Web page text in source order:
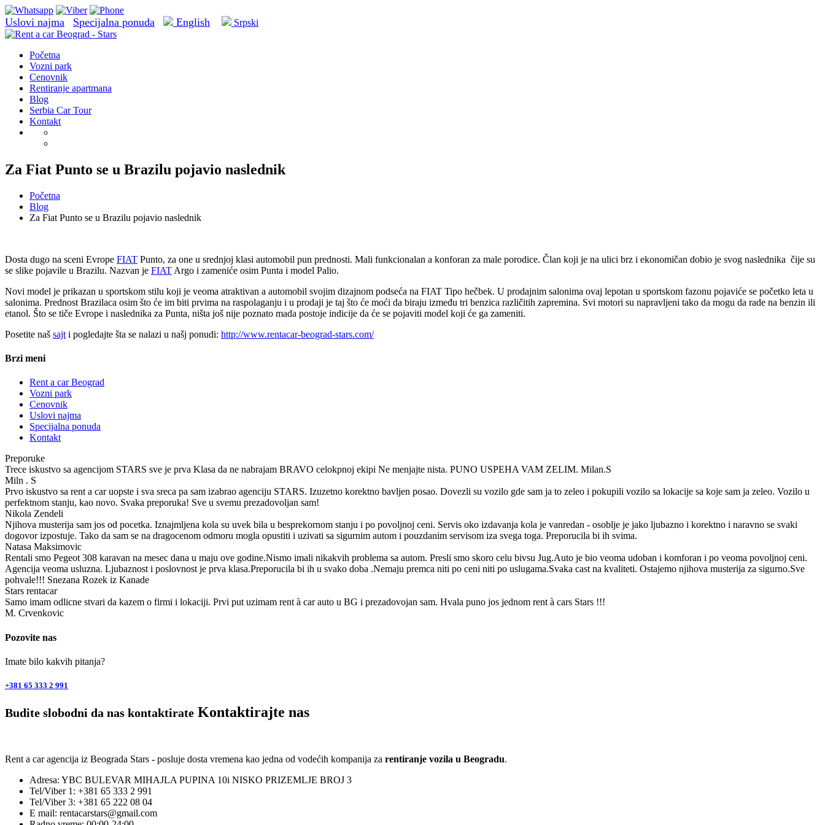
Uslovi najma Specijalna ponuda English Srpski
Početna
Vozni park
Cenovnik
Rentiranje apartmana
Blog
Serbia Car Tour
Kontakt
Za Fiat Punto se u Brazilu pojavio naslednik
Početna
Blog
Za Fiat Punto se u Brazilu pojavio naslednik
Dosta dugo na sceni Evrope FIAT Punto, za one u srednjoj klasi automobil pun prednosti. Mali funkcionalan a konforan za male porodice. Član koji je na ulici brz i ekonomičan dobio je svog naslednika čije su
se slike pojavile u Brazilu. Nazvan je FIAT Argo i zameniće osim Punta i model Palio.
Novi model je prikazan u sportskom stilu koji je veoma atraktivan a automobil svojim dizajnom podseća na FIAT Tipo hečbek. U prodajnim salonima ovaj lepotan u sportskom fazonu pojaviće se početko leta u
salonima. Prednost Brazilaca osim što će im biti prvima na raspolaganju i u prodaji je taj što će moći da biraju između tri benzica različitih zapremina. Svi motori su napravljeni tako da mogu da rade na benzin ili
etanol. Što se tiče Evrope i naslednika za Punta, ništa još nije poznato mada postoje indicije da će se pojaviti model koji će ga zameniti.
Posetite naš sajt i pogledajte šta se nalazi u našj ponudi: http://www.rentacar-beograd-stars.com/
Brzi meni
Rent a car Beograd
Vozni park
Cenovnik
Uslovi najma
Specijalna ponuda
Kontakt
Preporuke
Trece iskustvo sa agencijom STARS sve je prva Klasa da ne nabrajam BRAVO celokpnoj ekipi Ne menjajte nista. PUNO USPEHA VAM ZELIM. Milan.S
Miln . S
Prvo iskustvo sa rent a car uopste i sva sreca pa sam izabrao agenciju STARS. Izuzetno korektno bavljen posao. Dovezli su vozilo gde sam ja to zeleo i pokupili vozilo sa lokacije sa koje sam ja zeleo. Vozilo u
perfektnom stanju, kao novo. Svaka preporuka! Sve u svemu prezadovoljan sam!
Nikola Zendeli
Njihova musterija sam jos od pocetka. Iznajmljena kola su uvek bila u besprekornom stanju i po povoljnoj ceni. Servis oko izdavanja kola je vanredan - osoblje je jako ljubazno i korektno i naravno se svaki
dogovor izpostuje. Tako da sam se na dragocenom odmoru mogla opustiti i uzivati sa sigurnim autom i pouzdanim servisom iza svega toga. Preporucila bi ih svima.
Natasa Maksimovic
Rentali smo Pegeot 308 karavan na mesec dana u maju ove godine.Nismo imali nikakvih problema sa autom. Presli smo skoro celu bivsu Jug.Auto je bio veoma udoban i komforan i po veoma povoljnoj ceni.
Agencija veoma usluzna. Ljubaznost i poslovnost je prva klasa.Preporucila bi ih u svako doba .Nemaju premca niti po ceni niti po uslugama.Svaka cast na kvaliteti. Ostajemo njihova musterija za sigurno.Sve
pohvale!!! Snezana Rozek iz Kanade
Stars rentacar
Samo imam odlicne stvari da kazem o firmi i lokaciji. Prvi put uzimam rent à car auto u BG i prezadovojan sam. Hvala puno jos jednom rent à cars Stars !!!
M. Crvenkovic
Pozovite nas
Imate bilo kakvih pitanja?
+381 65 333 2 991
Budite slobodni da nas kontaktirate Kontaktirajte nas
Rent a car agencija iz Beograda Stars - posluje dosta vremena kao jedna od vodećih kompanija za rentiranje vozila u Beogradu.
Adresa: YBC BULEVAR MIHAJLA PUPINA 10i NISKO PRIZEMLJE BROJ 3
Tel/Viber 1: +381 65 333 2 991
Tel/Viber 3: +381 65 222 08 04
E mail: rentacarstars@gmail.com